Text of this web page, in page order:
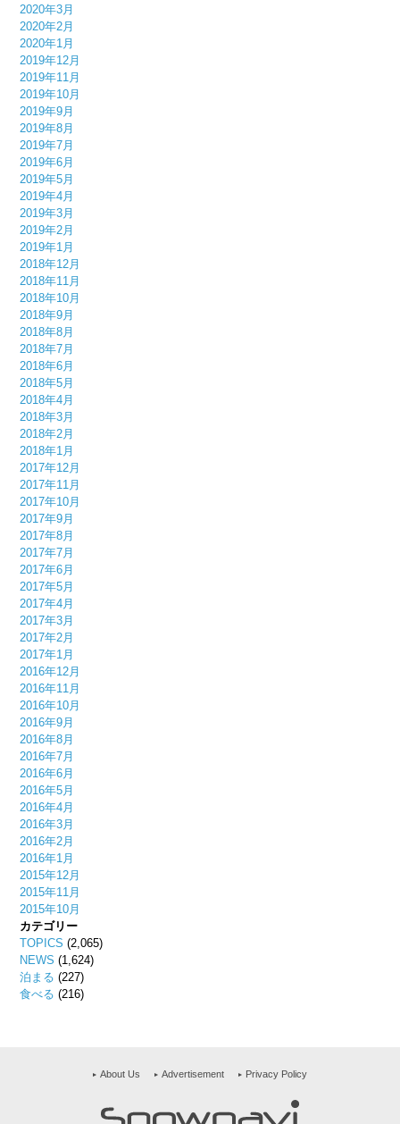
2020年3月
2020年2月
2020年1月
2019年12月
2019年11月
2019年10月
2019年9月
2019年8月
2019年7月
2019年6月
2019年5月
2019年4月
2019年3月
2019年2月
2019年1月
2018年12月
2018年11月
2018年10月
2018年9月
2018年8月
2018年7月
2018年6月
2018年5月
2018年4月
2018年3月
2018年2月
2018年1月
2017年12月
2017年11月
2017年10月
2017年9月
2017年8月
2017年7月
2017年6月
2017年5月
2017年4月
2017年3月
2017年2月
2017年1月
2016年12月
2016年11月
2016年10月
2016年9月
2016年8月
2016年7月
2016年6月
2016年5月
2016年4月
2016年3月
2016年2月
2016年1月
2015年12月
2015年11月
2015年10月
カテゴリー
TOPICS (2,065)
NEWS (1,624)
泊まる (227)
食べる (216)
About Us Advertisement Privacy Policy